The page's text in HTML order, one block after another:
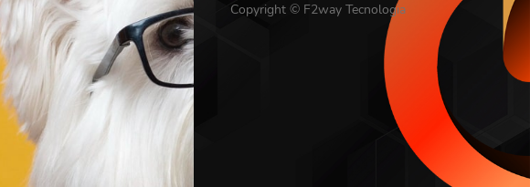
Copyright © F2way Tecnologia